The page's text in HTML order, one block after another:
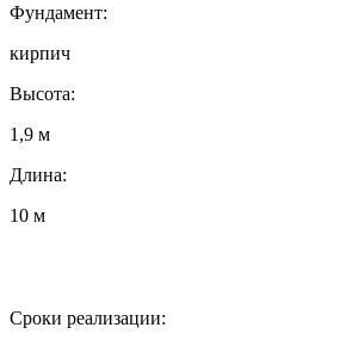
Фундамент:
кирпич
Высота:
1,9 м
Длина:
10 м
Сроки реализации: